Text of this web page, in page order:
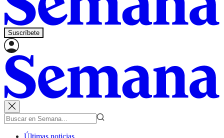
Suscríbete
Últimas noticias